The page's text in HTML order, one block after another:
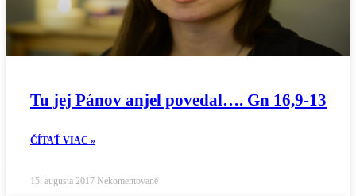
Tu jej Pánov anjel povedal…. Gn 16,9-13
ČÍTAŤ VIAC »
15. augusta 2017 Nekomentované